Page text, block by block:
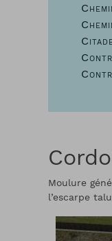
Moulure
l’escarpe